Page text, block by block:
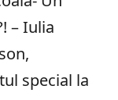
– Iulia
special la